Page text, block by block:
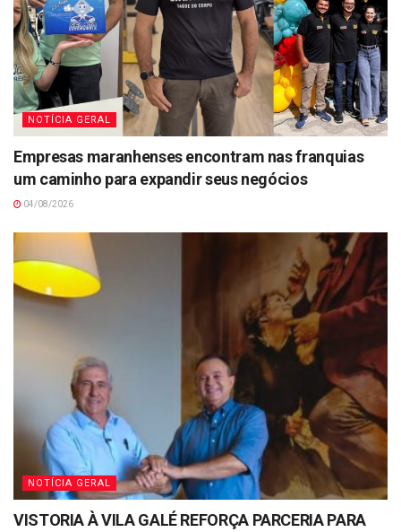
NOTÍCIA GERAL
Empresas maranhenses encontram nas franquias
um caminho para expandir seus negócios
04/08/2026
NOTÍCIA GERAL
VISTORIA À VILA GALÉ REFORÇA PARCERIA PARA